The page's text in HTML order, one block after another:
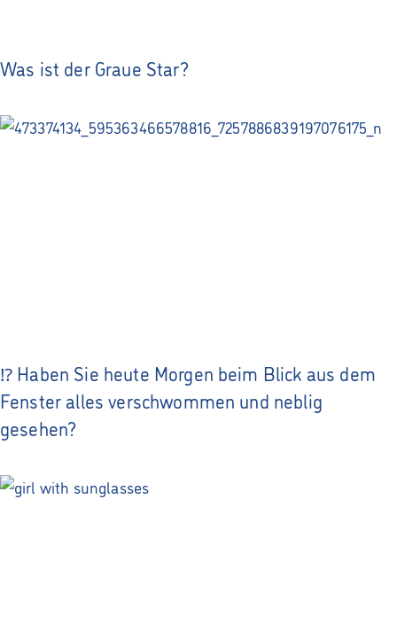
Was ist der Graue Star?
⁉️ Haben Sie heute Morgen beim Blick aus dem
Fenster alles verschwommen und neblig
gesehen?